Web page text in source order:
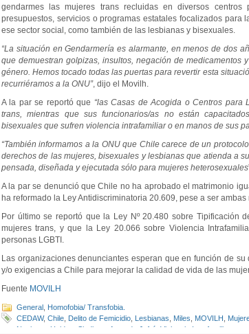
gendarmes las mujeres trans recluidas en diversos
presupuestos, servicios o programas estatales focalizados para
ese sector social, como también de las lesbianas y bisexuales.
“La situación en Gendarmería es alarmante, en menos de dos
que demuestran golpizas, insultos, negación de medicamentos
género. Hemos tocado todas las puertas para revertir esta
recurriéramos a la ONU”, dijo el Movilh.
A la par se reportó que “las Casas de Acogida o Centros para
trans, mientras que sus funcionarios/as no están
bisexuales que sufren violencia intrafamiliar o en manos de sus
“También informamos a la ONU que Chile carece de un
derechos de las mujeres, bisexuales y lesbianas que atienda a
pensada, diseñada y ejecutada sólo para mujeres heterosexuales
A la par se denunció que Chile no ha aprobado el matrimonio
ha reformado la Ley Antidiscriminatoria 20.609, pese a ser
Por último se reportó que la Ley Nº 20.480 sobre Tipificación
mujeres trans, y que la Ley 20.066 sobre Violencia
personas LGBTI.
Las organizaciones denunciantes esperan que en función de
y/o exigencias a Chile para mejorar la calidad de vida de las
Fuente MOVILH
General Homofobia/ Transfobia.
CEDAW, Chile Delito de Femicidio Lesbianas Miles MOVILH
Naciones Unidas
Sindicato Amanda Jofré Violencia Intrafamiliar